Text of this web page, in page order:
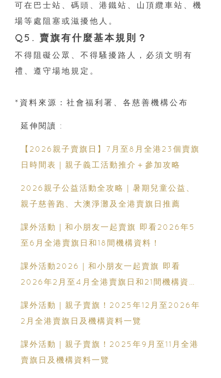
可在巴士站、碼頭、港鐵站、山頂纜車站、機
場等處阻塞或滋擾他人。
Q5. 賣旗有什麼基本規則？
不得阻礙公眾、不得騷擾路人，必須文明有
禮、遵守場地規定。
*資料來源：社會福利署、各慈善機構公布
延伸閱讀 :
【2026親子賣旗日】7月至8月全港23個賣旗
日時間表｜親子義工活動推介＋參加攻略
2026親子公益活動全攻略｜暑期兒童公益、
親子慈善跑、大澳淨灘及全港賣旗日推薦
課外活動｜和小朋友一起賣旗 即看2026年5
至6月全港賣旗日和18間機構資料！
課外活動2026｜和小朋友一起賣旗 即看
2026年2月至4月全港賣旗日和21間機構資
課外活動｜親子賣旗！2025年12月至2026年
2月全港賣旗日及機構資料一覽
課外活動｜親子賣旗！2025年9月至11月全港
賣旗日及機構資料一覽